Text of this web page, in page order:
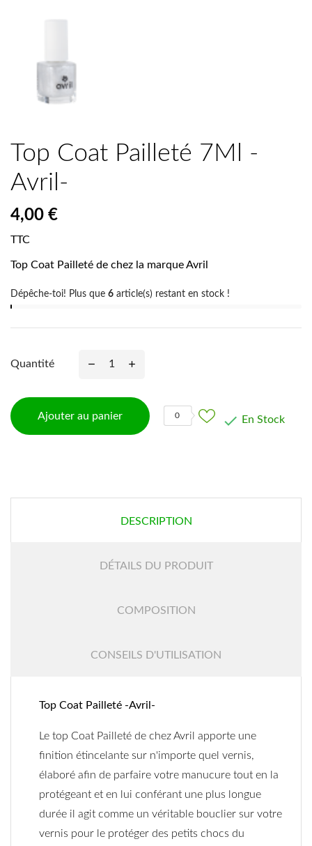
Top Coat Pailleté 7Ml -
Avril-
4,00 €
TTC
Top Coat Pailleté de chez la marque Avril
Dépêche-toi! Plus que 6 article(s) restant en stock !
Quantité
Ajouter au panier 0  En Stock
DESCRIPTION
DÉTAILS DU PRODUIT
COMPOSITION
CONSEILS D'UTILISATION
Top Coat Pailleté -Avril-
Le top Coat Pailleté de chez Avril apporte une
finition étincelante sur n'importe quel vernis,
élaboré afin de parfaire votre manucure tout en la
protégeant et en lui conférant une plus longue
durée il agit comme un véritable bouclier sur votre
vernis pour le protéger des petits chocs du